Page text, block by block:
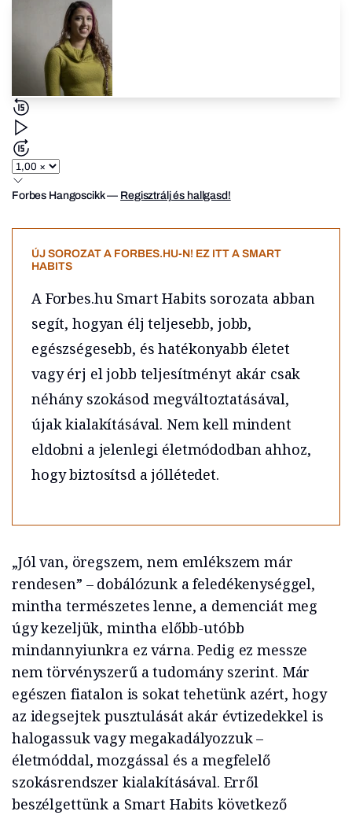
Forbes Hangoscikk— Regisztrálj és hallgasd!
ÚJ SOROZAT A FORBES.HU-N! EZ ITT A SMART
HABITS
A Forbes.hu Smart Habits sorozata abban
segít, hogyan élj teljesebb, jobb,
egészségesebb, és hatékonyabb életet
vagy érj el jobb teljesítményt akár csak
néhány szokásod megváltoztatásával,
újak kialakításával. Nem kell mindent
eldobni a jelenlegi életmódodban ahhoz,
hogy biztosítsd a jóllétedet.
„Jól van, öregszem, nem emlékszem már
rendesen” – dobálózunk a feledékenységgel,
mintha természetes lenne, a demenciát meg
úgy kezeljük, mintha előbb-utóbb
mindannyiunkra ez várna. Pedig ez messze
nem törvényszerű a tudomány szerint. Már
egészen fiatalon is sokat tehetünk azért, hogy
az idegsejtek pusztulását akár évtizedekkel is
halogassuk vagy megakadályozzuk –
életmóddal, mozgással és a megfelelő
szokásrendszer kialakításával. Erről
beszélgettünk a Smart Habits következő